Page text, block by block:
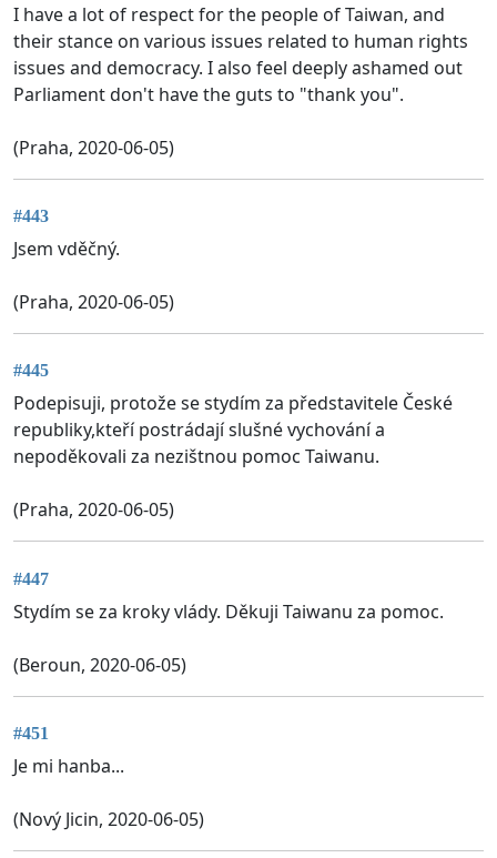
I have a lot of respect for the people of Taiwan, and
their stance on various issues related to human rights
issues and democracy. I also feel deeply ashamed out
Parliament don't have the guts to "thank you".
(Praha, 2020-06-05)
#443
Jsem vděčný.
(Praha, 2020-06-05)
#445
Podepisuji, protože se stydím za představitele České
republiky,kteří postrádají slušné vychování a
nepoděkovali za nezištnou pomoc Taiwanu.
(Praha, 2020-06-05)
#447
Stydím se za kroky vlády. Děkuji Taiwanu za pomoc.
(Beroun, 2020-06-05)
#451
Je mi hanba...
(Nový Jicin, 2020-06-05)